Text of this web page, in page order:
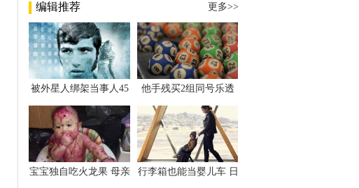
编辑推荐 更多>>
被外星人绑架当事人45
斯卡古拉事件
他手残买2组同号乐透
万
宝宝独自吃火龙果 母亲
行李箱也能当婴儿车 日